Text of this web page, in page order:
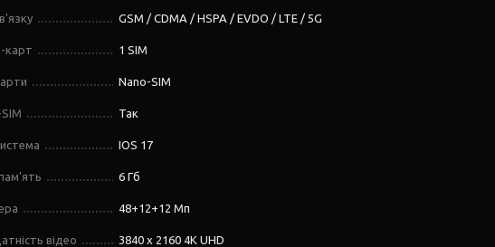
GSM / CDMA / HSPA / EVDO / LTE / 5G
карт 1 SIM
Nano-SIM
Так
IOS 17
6 Гб
48+12+12 Мп
відео 3840 x 2160 4K UHD